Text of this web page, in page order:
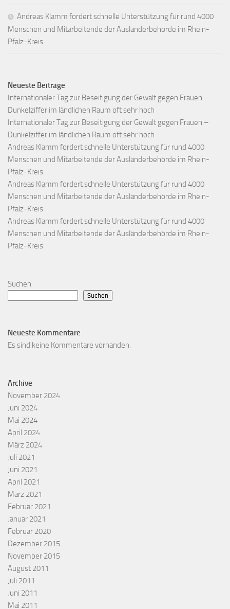
Andreas Klamm fordert schnelle Unterstützung für rund 4000
Menschen und Mitarbeitende der Ausländerbehörde im Rhein-
Pfalz-Kreis
Neueste Beiträge
Internationaler Tag zur Beseitigung der Gewalt gegen Frauen –
Dunkelziffer im ländlichen Raum oft sehr hoch
Internationaler Tag zur Beseitigung der Gewalt gegen Frauen –
Dunkelziffer im ländlichen Raum oft sehr hoch
Andreas Klamm fordert schnelle Unterstützung für rund 4000
Menschen und Mitarbeitende der Ausländerbehörde im Rhein-
Pfalz-Kreis
Andreas Klamm fordert schnelle Unterstützung für rund 4000
Menschen und Mitarbeitende der Ausländerbehörde im Rhein-
Pfalz-Kreis
Andreas Klamm fordert schnelle Unterstützung für rund 4000
Menschen und Mitarbeitende der Ausländerbehörde im Rhein-
Pfalz-Kreis
Suchen
Suchen
Neueste Kommentare
Es sind keine Kommentare vorhanden.
Archive
November 2024
Juni 2024
Mai 2024
April 2024
März 2024
Juli 2021
Juni 2021
April 2021
März 2021
Februar 2021
Januar 2021
Februar 2020
Dezember 2015
November 2015
August 2011
Juli 2011
Juni 2011
Mai 2011